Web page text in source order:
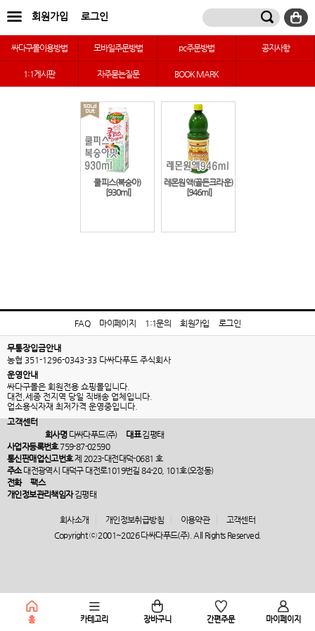
회원가입 로그인
싸다구몰이용방법 모바일주문방법 pc주문방법 공지사항
1:1게시판 자주묻는질문 BOOK MARK
쿨피스(복숭아)
[930ml]
레몬원액(골든크라운)
[946ml]
홈 카테고리 장바구니 간편주문 마이페이지
FAQ 마이페이지 1:1문의 회원가입 로그인
무통장입금안내
농협 351-1296-0343-33 다싸다푸드 주식회사
운영안내
싸다구몰은 회원전용 쇼핑몰입니다.
대전,세종 전지역 당일 직배송 업체입니다.
업소용식자재 최저가격 운영중입니다.
고객센터
회사명다싸다푸드(주) 대표김평태
사업자등록번호759-87-02590
통신판매업신고번호제 2023-대전대덕-0681 호
주소대전광역시 대덕구 대전로1019번길 84-20, 101호(오정동)
전화
팩스
개인정보관리책임자김평태
회사소개 개인정보취급방침 이용약관
고객센터
Copyright ⓒ 2001~2026 다싸다푸드(주). All Rights Reserved.